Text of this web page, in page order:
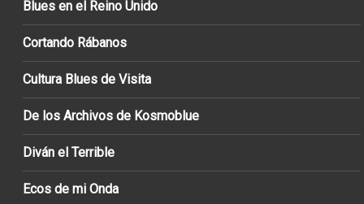
Blues en el Reino Unido
Cortando Rábanos
Cultura Blues de Visita
De los Archivos de Kosmoblue
Diván el Terrible
Ecos de mi Onda